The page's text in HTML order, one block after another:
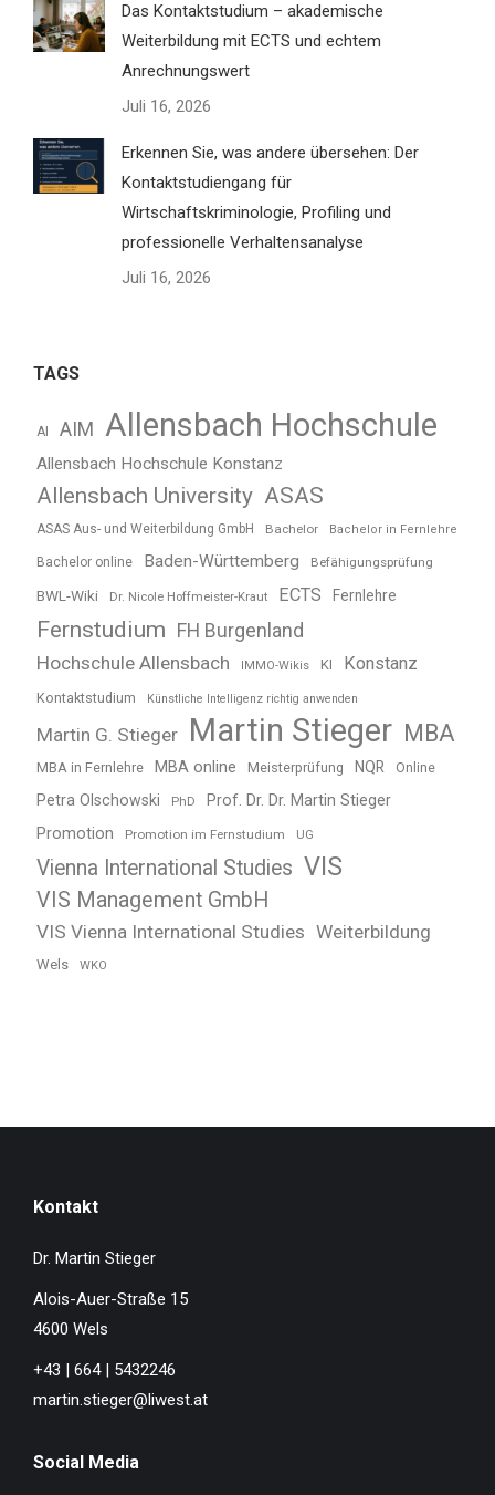
Das Kontaktstudium – akademische
Weiterbildung mit ECTS und echtem
Anrechnungswert
Juli 16, 2026
Erkennen Sie, was andere übersehen: Der
Kontaktstudiengang für
Wirtschaftskriminologie, Profiling und
professionelle Verhaltensanalyse
Juli 16, 2026
TAGS
AI AIM Allensbach Hochschule
Allensbach Hochschule Konstanz
Allensbach University ASAS
ASAS Aus- und Weiterbildung GmbH Bachelor Bachelor in Fernlehre
Bachelor online Baden-Württemberg Befähigungsprüfung
BWL-Wiki Dr. Nicole Hoffmeister-Kraut ECTS Fernlehre
Fernstudium
FH Burgenland
Hochschule Allensbach
IMMO-Wikis KI Konstanz
Kontaktstudium Künstliche Intelligenz richtig anwenden
Martin G. Stieger Martin Stieger MBA
MBA in Fernlehre MBA online Meisterprüfung NQR Online
Petra Olschowski PhD Prof. Dr. Dr. Martin Stieger
Promotion Promotion im Fernstudium UG
Vienna International Studies VIS
VIS Management GmbH
VIS Vienna International Studies Weiterbildung
Wels WKO
Kontakt
Dr. Martin Stieger
Alois-Auer-Straße 15
4600 Wels
+43 | 664 | 5432246
martin.stieger@liwest.at
Social Media